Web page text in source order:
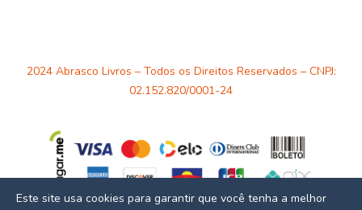
2024 Abrasco Livros – Todos os Direitos Reservados – CNPJ:
02.152.820/0001-24
Este site usa cookies para garantir que você tenha a melhor